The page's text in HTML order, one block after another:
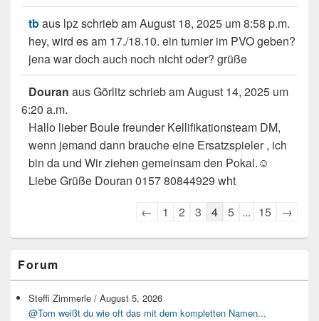
tbaus lpzschrieb amAugust 18, 2025 um8:58 p.m.
hey, wird es am 17./18.10. ein turnier im PVO geben?
jena war doch auch noch nicht oder? grüße
Douran ausGörlitzschrieb amAugust 14, 2025 um
6:20 a.m.
Hallo lieber Boule freunder Kellifikationsteam DM,
wenn jemand dann brauche eine Ersatzspieler , ich
bin da und Wir ziehen gemeinsam den Pokal.☺️
Liebe Grüße Douran 0157 80844929 wht
Navigation
← 1 2 3 4 5 ... 15 →
Seitenleisten-
Widgetbereich
Forum
Steffi Zimmerle / August 5, 2026
@Tom weißt du wie oft das mit dem kompletten Namen...